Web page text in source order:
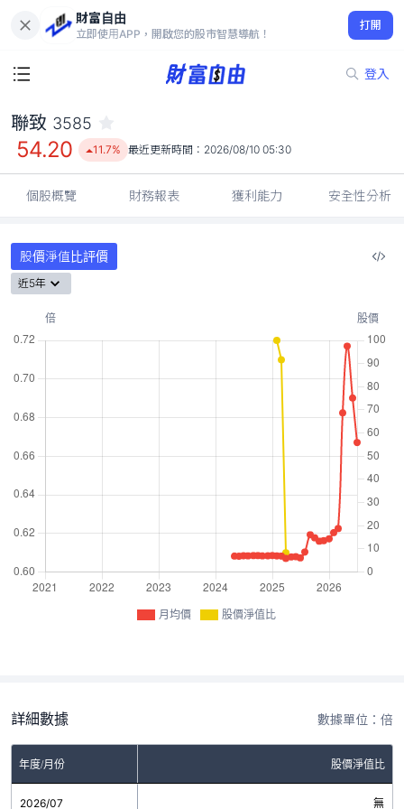
財富自由
立即使用APP，開啟您的股市智慧導航！
打開
登入
54.20
11.7%
聯致 3585
54.20 11.7% 最近更新時間： 2026/08/10 05:30
個股概覽 財務報表 獲利能力 安全性分析
股價淨值比評價
近5年
月均價 股價淨值比
詳細數據 數據單位：倍
年度/月份 股價淨值比
2026/07 無